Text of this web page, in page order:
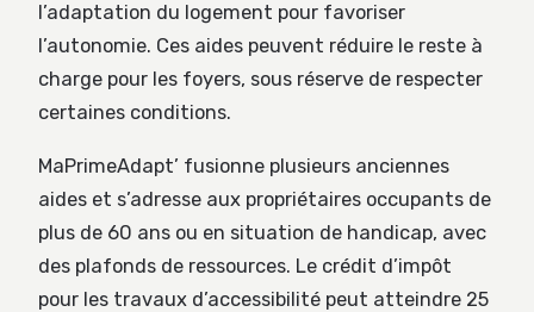
l’adaptation du logement pour favoriser
l’autonomie. Ces aides peuvent réduire le reste à
charge pour les foyers, sous réserve de respecter
certaines conditions.
MaPrimeAdapt’ fusionne plusieurs anciennes
aides et s’adresse aux propriétaires occupants de
plus de 60 ans ou en situation de handicap, avec
des plafonds de ressources. Le crédit d’impôt
pour les travaux d’accessibilité peut atteindre 25